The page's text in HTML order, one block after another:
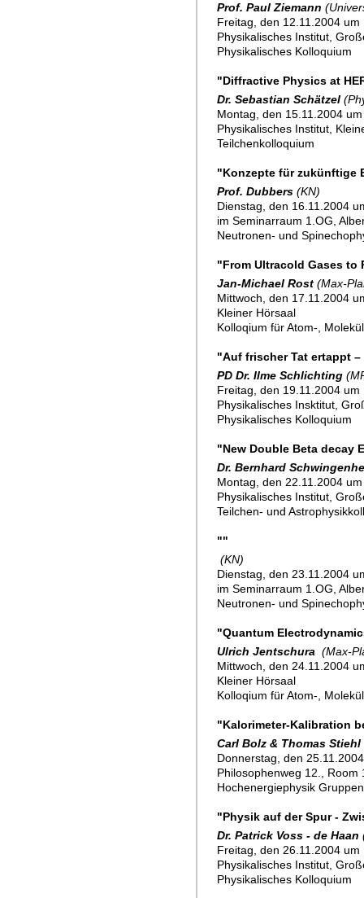
Prof. Paul Ziemann
Freitag, den 12.11.2004 um
Physikalisches Institut,
Physikalisches Kolloquium
"Diffractive Physics at
Dr. Sebastian Schätzel
Montag, den 15.11.2004
Physikalisches Institut,
Teilchenkolloquium
"Konzepte für zukünftige
Prof. Dubbers (KN)
Dienstag, den 16.11.2004
im Seminarraum 1.OG,
Neutronen- und
"From Ultracold Gases to
Jan-Michael Rost (Max-
Mittwoch, den 17.11.2004
Kleiner Hörsaal
Kolloqium für Atom-,
"Auf frischer Tat ertappt
PD Dr. Ilme Schlichting
Freitag, den 19.11.2004 um
Physikalisches Insktitut,
Physikalisches Kolloquium
"New Double Beta decay
Dr. Bernhard
Montag, den 22.11.2004
Physikalisches Institut,
Teilchen- und
""
(KN)
Dienstag, den 23.11.2004
im Seminarraum 1.OG,
Neutronen- und
"Quantum
Ulrich Jentschura (Max-
Mittwoch, den 24.11.2004
Kleiner Hörsaal
Kolloqium für Atom-,
"Kalorimeter-Kalibration
Carl Bolz & Thomas Stiehl
Donnerstag, den
Philosophenweg 12., Room
Hochenergiephysik
"Physik auf der Spur -
Dr. Patrick Voss - de Haan
Freitag, den 26.11.2004 um
Physikalisches Institut,
Physikalisches Kolloquium